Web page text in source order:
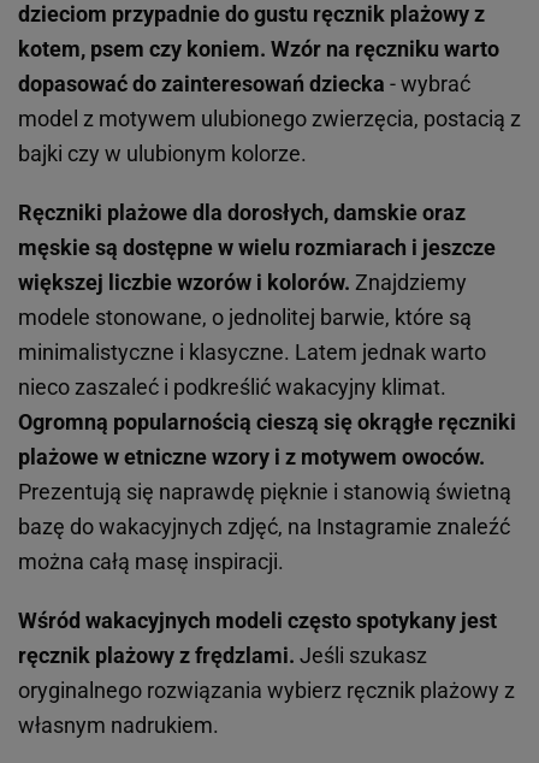
dzieciom przypadnie do gustu ręcznik plażowy z
kotem, psem czy koniem. Wzór na ręczniku warto
dopasować do zainteresowań dziecka - wybrać
model z motywem ulubionego zwierzęcia, postacią z
bajki czy w ulubionym kolorze.
Ręczniki plażowe dla dorosłych, damskie oraz
męskie są dostępne w wielu rozmiarach i jeszcze
większej liczbie wzorów i kolorów. Znajdziemy
modele stonowane, o jednolitej barwie, które są
minimalistyczne i klasyczne. Latem jednak warto
nieco zaszaleć i podkreślić wakacyjny klimat.
Ogromną popularnością cieszą się okrągłe ręczniki
plażowe w etniczne wzory i z motywem owoców.
Prezentują się naprawdę pięknie i stanowią świetną
bazę do wakacyjnych zdjęć, na Instagramie znaleźć
można całą masę inspiracji.
Wśród wakacyjnych modeli często spotykany jest
ręcznik plażowy z frędzlami. Jeśli szukasz
oryginalnego rozwiązania wybierz ręcznik plażowy z
własnym nadrukiem.